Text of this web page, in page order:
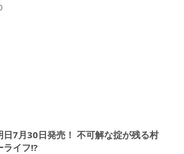
日7月30日発売！ 不可解な掟が残る村
ライフ!?